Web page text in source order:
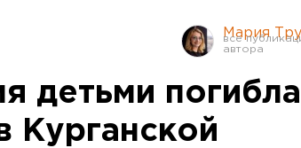
Мария
детьми погибла
Курганской